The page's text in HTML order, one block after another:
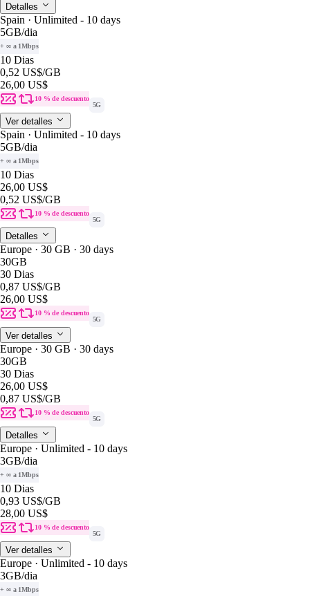
Detalles
Spain · Unlimited - 10 days
5GB/dia
+ ∞ a 1Mbps
10 Dias
0,52 US$/GB
26,00 US$
10 % de descuento
5G
Ver detalles
Spain · Unlimited - 10 days
5GB/dia
+ ∞ a 1Mbps
10 Dias
26,00 US$
0,52 US$/GB
10 % de descuento
5G
Detalles
Europe · 30 GB · 30 days
30GB
30 Dias
0,87 US$/GB
26,00 US$
10 % de descuento
5G
Ver detalles
Europe · 30 GB · 30 days
30GB
30 Dias
26,00 US$
0,87 US$/GB
10 % de descuento
5G
Detalles
Europe · Unlimited - 10 days
3GB/dia
+ ∞ a 1Mbps
10 Dias
0,93 US$/GB
28,00 US$
10 % de descuento
5G
Ver detalles
Europe · Unlimited - 10 days
3GB/dia
+ ∞ a 1Mbps